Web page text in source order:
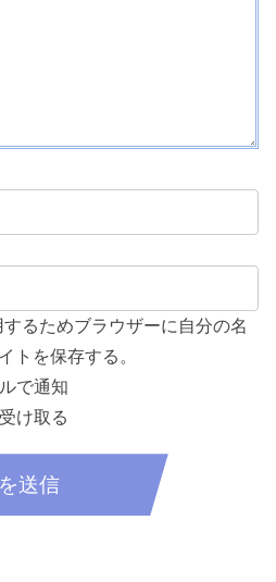
るためブラウザーに自分の名
トを保存する。
で通知
け取る